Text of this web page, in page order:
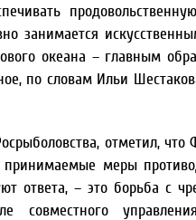
занимается
океана – главным
по словам Ильи
отметил,
меры
ответа, – это борьба с